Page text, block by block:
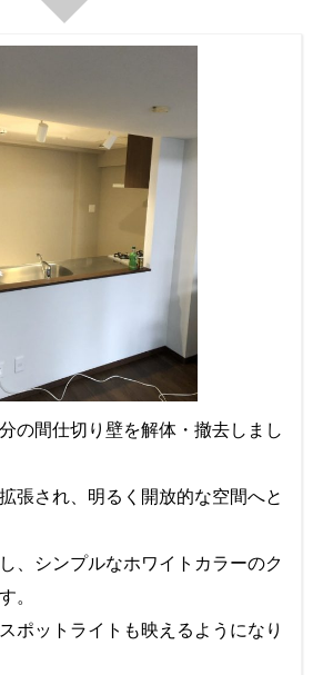
の間仕切り壁を解体・撤去しまし
張され、明るく開放的な空間へと
、シンプルなホワイトカラーのク
。
ポットライトも映えるようになり